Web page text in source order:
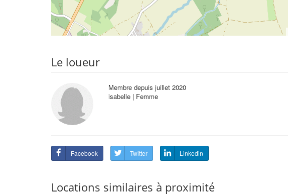
Le loueur
Membre depuis juillet 2020
isabelle | Femme
Facebook Twitter Linkedin
Locations similaires à proximité